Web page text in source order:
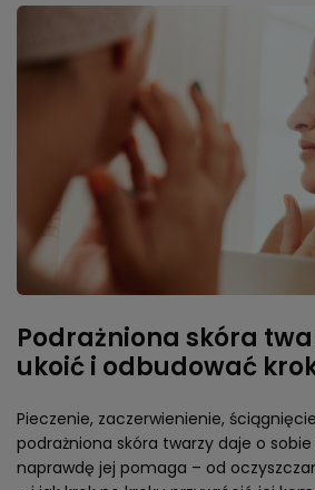
Podrażniona skóra
ukoić i odbudować
Pieczenie, zaczerwienienie,
podrażniona skóra twarzy daje o sobie
naprawdę jej pomaga – od